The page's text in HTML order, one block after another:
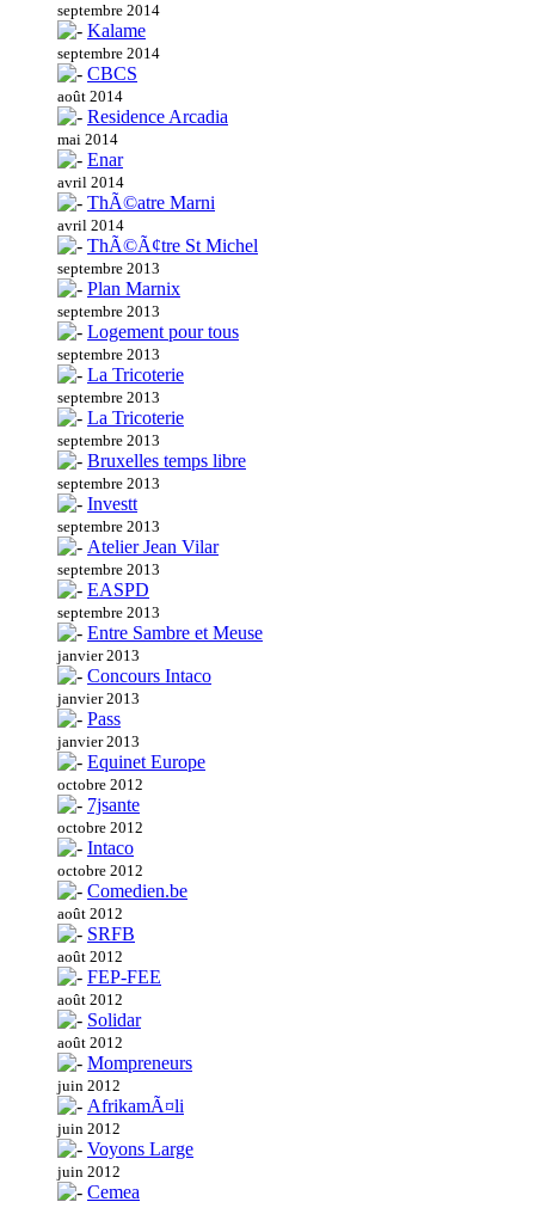
septembre 2014
Kalame
septembre 2014
CBCS
août 2014
Residence Arcadia
mai 2014
Enar
avril 2014
ThÃ©atre Marni
avril 2014
ThÃ©Ã¢tre St Michel
septembre 2013
Plan Marnix
septembre 2013
Logement pour tous
septembre 2013
La Tricoterie
septembre 2013
La Tricoterie
septembre 2013
Bruxelles temps libre
septembre 2013
Investt
septembre 2013
Atelier Jean Vilar
septembre 2013
EASPD
septembre 2013
Entre Sambre et Meuse
janvier 2013
Concours Intaco
janvier 2013
Pass
janvier 2013
Equinet Europe
octobre 2012
7jsante
octobre 2012
Intaco
octobre 2012
Comedien.be
août 2012
SRFB
août 2012
FEP-FEE
août 2012
Solidar
août 2012
Mompreneurs
juin 2012
AfrikamÃ¤li
juin 2012
Voyons Large
juin 2012
Cemea